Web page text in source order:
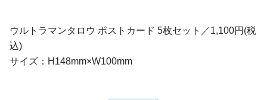
ウルトラマンタロウ ポストカード 5枚セット／1,100円(税
込)
サイズ：H148mm×W100mm